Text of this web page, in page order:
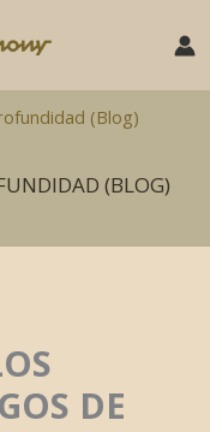
(Blog)
(BLOG)
DE